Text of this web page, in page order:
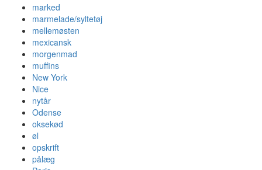
marked
marmelade/syltetøj
mellemøsten
mexicansk
morgenmad
muffins
New York
Nice
nytår
Odense
oksekød
øl
opskrift
pålæg